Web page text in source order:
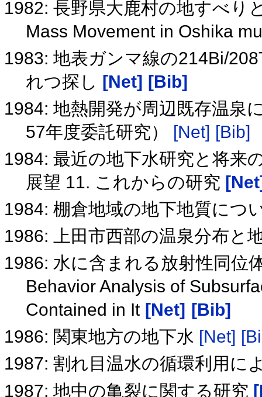
1982: 長野県大鹿村の地すべり
Mass Movement in Oshika
1983: 地表ガンマ線の214Bi/
れつ探し [Net] [Bib]
1984: 地熱開発が周辺既存温泉
57年度委託研究）
[Net] [Bib]
1984: 最近の地下水研究と将来
展望 11. これからの研究
1984: 棚倉地域の地下地質に
1986: 上田市西部の温泉分布と
1986: 水に含まれる放射性同位
Behavior Analysis of
Contained in It [Net]
[Bib]
1986: 関東地方の地下水 [Net]
1987: 割れ目温水の循環利用に
1987: 地中の亀裂に関する研究